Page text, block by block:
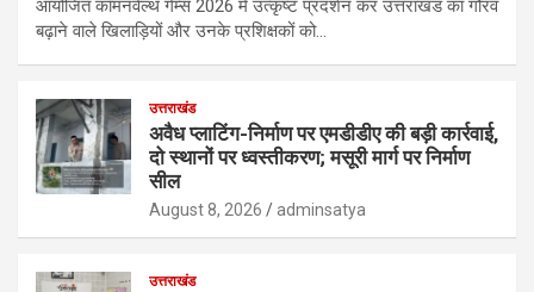
आयोजित कॉमनवेल्थ गेम्स 2026 में उत्कृष्ट प्रदर्शन कर उत्तराखंड का गौरव
बढ़ाने वाले खिलाड़ियों और उनके प्रशिक्षकों को…
उत्तराखंड
अवैध प्लाटिंग-निर्माण पर एमडीडीए की बड़ी कार्रवाई,
दो स्थानों पर ध्वस्तीकरण; मसूरी मार्ग पर निर्माण
सील
August 8, 2026 adminsatya
उत्तराखंड